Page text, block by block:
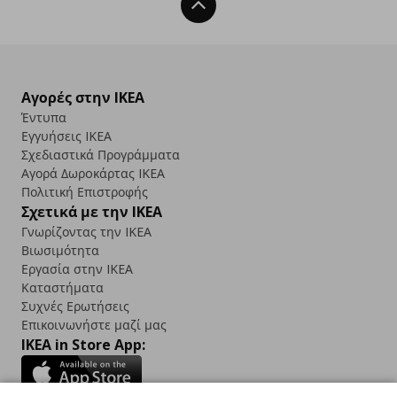
Back To Top
Αγορές στην IKEA
Έντυπα
Εγγυήσεις IKEA
Σχεδιαστικά Προγράμματα
Αγορά Δωρoκάρτας IKEA
Πολιτική Επιστροφής
Σχετικά με την IKEA
Γνωρίζοντας την IKEA
Βιωσιμότητα
Εργασία στην IKEA
Καταστήματα
Συχνές Ερωτήσεις
Επικοινωνήστε μαζί μας
IKEA in Store App: